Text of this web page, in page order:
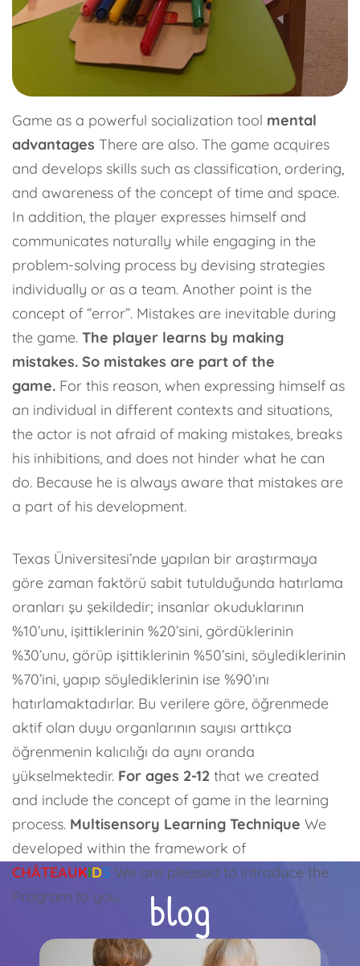
Game as a powerful socialization tool mental
advantages There are also. The game acquires
and develops skills such as classification, ordering,
and awareness of the concept of time and space.
In addition, the player expresses himself and
communicates naturally while engaging in the
problem-solving process by devising strategies
individually or as a team. Another point is the
concept of “error”. Mistakes are inevitable during
the game. The player learns by making
mistakes. So mistakes are part of the
game. For this reason, when expressing himself as
an individual in different contexts and situations,
the actor is not afraid of making mistakes, breaks
his inhibitions, and does not hinder what he can
do. Because he is always aware that mistakes are
a part of his development.
Texas Üniversitesi’nde yapılan bir araştırmaya
göre zaman faktörü sabit tutulduğunda hatırlama
oranları şu şekildedir; insanlar okuduklarının
%10’unu, işittiklerinin %20’sini, gördüklerinin
%30’unu, görüp işittiklerinin %50’sini, söylediklerinin
%70’ini, yapıp söylediklerinin ise %90’ını
hatırlamaktadırlar. Bu verilere göre, öğrenmede
aktif olan duyu organlarının sayısı arttıkça
öğrenmenin kalıcılığı da aynı oranda
yükselmektedir. For ages 2-12 that we created
and include the concept of game in the learning
process. Multisensory Learning Technique We
developed within the framework of
CHÂTEAUKIDS We are pleased to introduce the
Program to you.
blog